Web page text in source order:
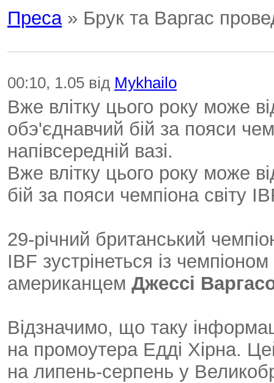
Преса» Брук та Варгас
00:10, 1.05 від Mykhailo
Вже влітку цього року може
обэ'єднавчий бій за пояси
напівсередній вазі.
Вже влітку цього року може
бій за пояси чемпіона світу
29-річний британський
IBF зустрінеться із
американцем Джессі
Відзначимо, що таку
на промоутера Едді Хірна.
на липень-серпень у